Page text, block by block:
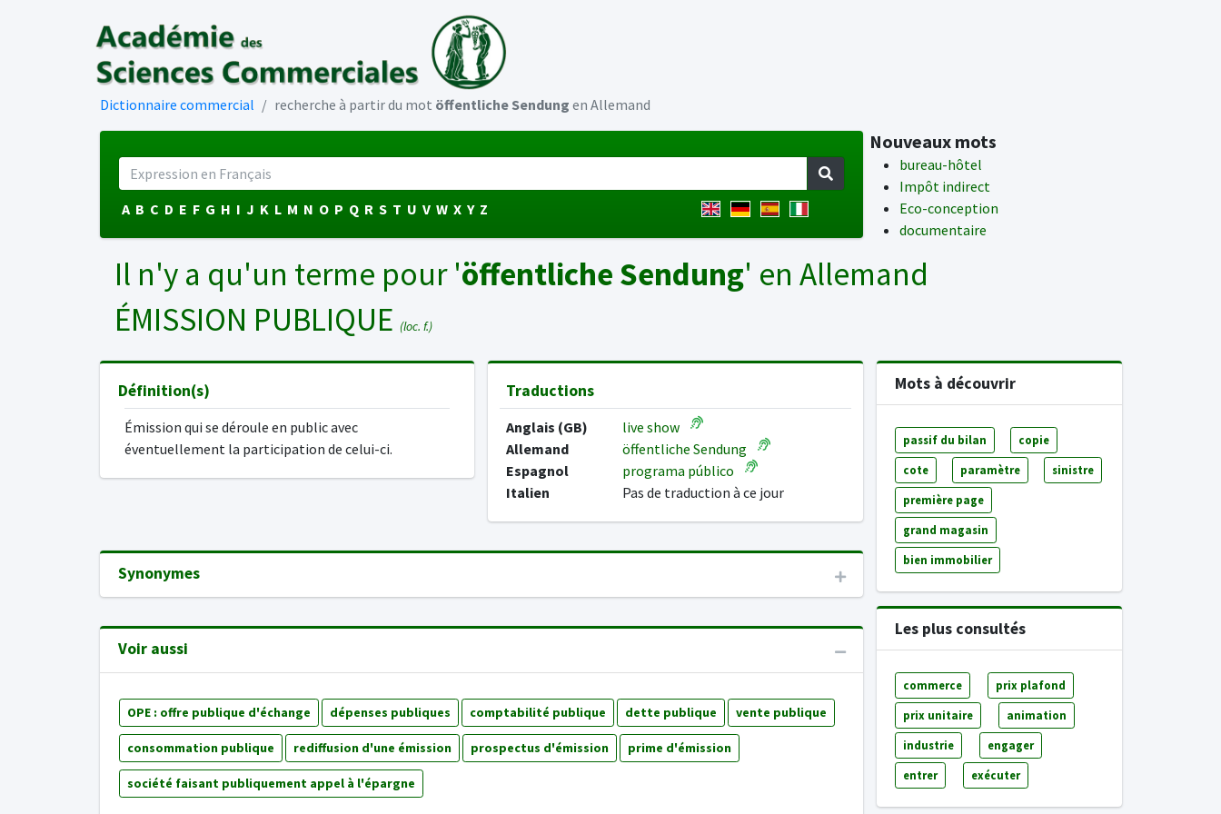
Dictionnaire commercial recherche à partir du mot öffentliche Sendung en Allemand
A B C D E F G H I J K L M N O P Q R S T U V W X Y Z
Nouveaux mots
bureau-hôtel
Impôt indirect
Eco-conception
documentaire
Il n'y a qu'un terme pour 'öffentliche Sendung' en Allemand
ÉMISSION PUBLIQUE (loc. f.)
Définition(s)
Émission qui se déroule en public avec
éventuellement la participation de celui-ci.
Traductions
Anglais (GB)
live show
Allemand
öffentliche Sendung
Espagnol
programa público
Italien
Pas de traduction à ce jour
Synonymes
Voir aussi
OPE : offre publique d'échange dépenses publiques comptabilité publique dette publique vente publique
consommation publique rediffusion d'une émission prospectus d'émission prime d'émission
société faisant publiquement appel à l'épargne
Mots à découvrir
passif du bilan copie
cote paramètre sinistre
première page
grand magasin
bien immobilier
Les plus consultés
commerce prix plafond
prix unitaire animation
industrie engager
entrer exécuter